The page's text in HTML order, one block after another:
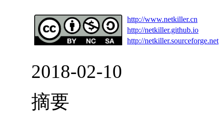
http://www.netkiller.cn
http://netkiller.github.io
http://netkiller.sourceforge.net
2018-02-10
摘要